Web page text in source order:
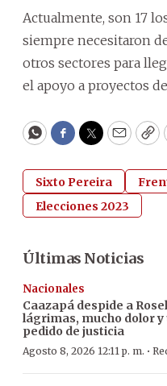
Actualmente, son 17
siempre necesitaron
otros sectores para
el apoyo a proyectos
WhatsApp
Facebook
Twitter
Email
Sixto Pereira
Elecciones 2023
Últimas Noticias
Nacionales
Caazapá despide a
lágrimas, mucho dolor
pedido de justicia
Agosto 8, 2026 12:11 p. m. ·